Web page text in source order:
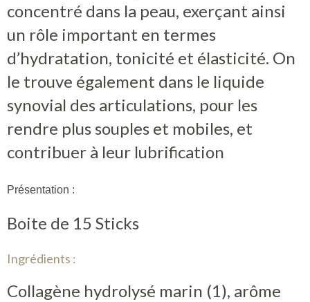
concentré dans la peau, exerçant ainsi
un rôle important en termes
d’hydratation, tonicité et élasticité. On
le trouve également dans le liquide
synovial des articulations, pour les
rendre plus souples et mobiles, et
contribuer à leur lubrification
Présentation :
Boite de 15 Sticks
Ingrédients :
Collagène hydrolysé marin (1), arôme